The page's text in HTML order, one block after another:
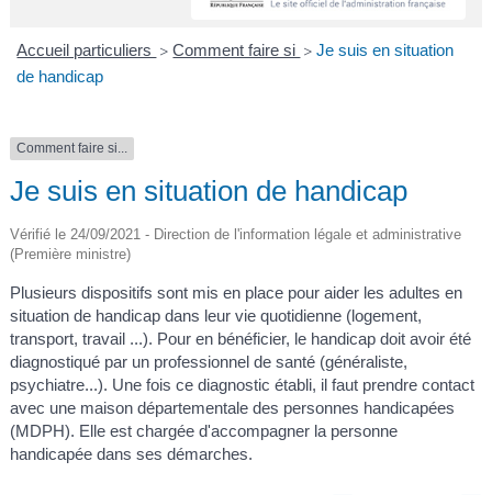
E
Accueil particuliers > Comment faire si > Je suis en situation
de handicap
Comment faire si...
Je suis en situation de handicap
Vérifié le 24/09/2021 - Direction de l'information légale et administrative
(Première ministre)
Plusieurs dispositifs sont mis en place pour aider les adultes en
situation de handicap dans leur vie quotidienne (logement,
transport, travail ...). Pour en bénéficier, le handicap doit avoir été
diagnostiqué par un professionnel de santé (généraliste,
psychiatre...). Une fois ce diagnostic établi, il faut prendre contact
avec une maison départementale des personnes handicapées
(MDPH). Elle est chargée d'accompagner la personne
handicapée dans ses démarches.